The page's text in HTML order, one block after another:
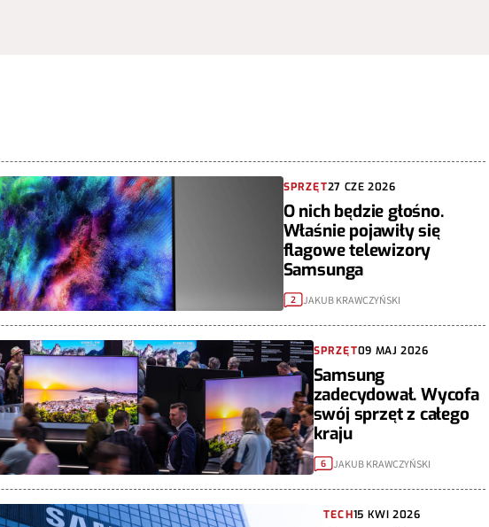
SPRZĘT27 CZE 2026
O nich będzie głośno.
Właśnie pojawiły się
flagowe telewizory
Samsunga
2 JAKUB KRAWCZYŃSKI
SPRZĘT09 MAJ 2026
Samsung
zadecydował. Wycofa
swój sprzęt z całego
kraju
6 JAKUB KRAWCZYŃSKI
TECH15 KWI 2026